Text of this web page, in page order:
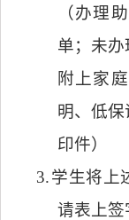
（办理
单；未
附上家
明、低
印件）
3.学生将上
请表上签